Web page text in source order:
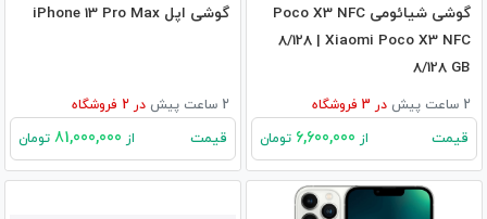
گوشی شیائومی Poco X3 NFC
8/128 | Xiaomi Poco X3 NFC
8/128 GB
2 ساعت پیش در فروشگاه
قیمت از تومان
گوشی اپل iPhone 13 Pro Max
2 ساعت پیش در فروشگاه
قیمت از تومان